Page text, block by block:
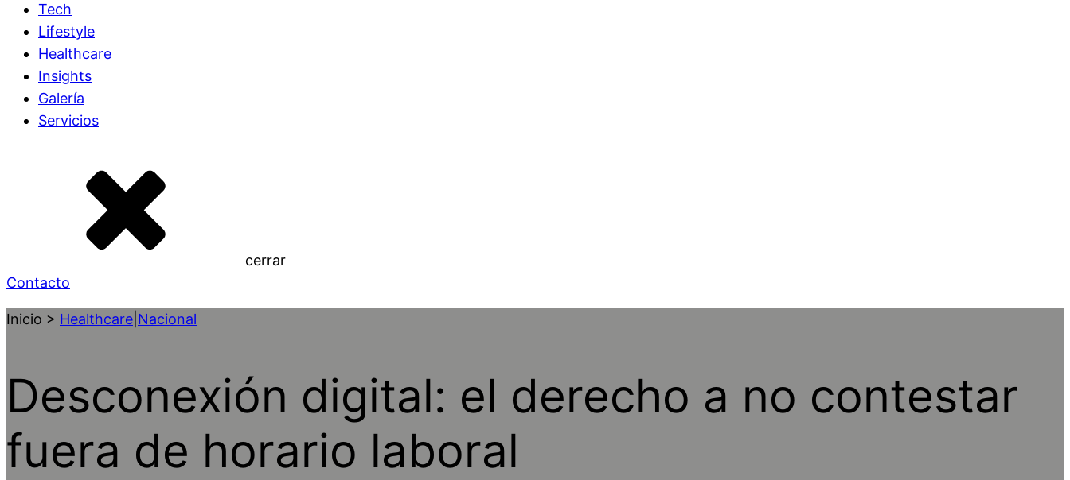
Tech
Lifestyle
Healthcare
Insights
Galería
Servicios
cerrar
Contacto
Inicio > Healthcare Nacional
Desconexión digital: el derecho a no contestar
fuera de horario laboral